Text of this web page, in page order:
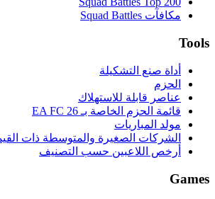
مكافآت Squad Battles
Tools
أداة صنع التشكيلة
الحزم
عناصر قابلة للاستهلاك
قائمة الحزم الخاصة بـ EA FC 26
مولد المباريات
الشركات الصغيرة والمتوسطة ذات
أرخص اللاعبين حسب التصنيف
Games